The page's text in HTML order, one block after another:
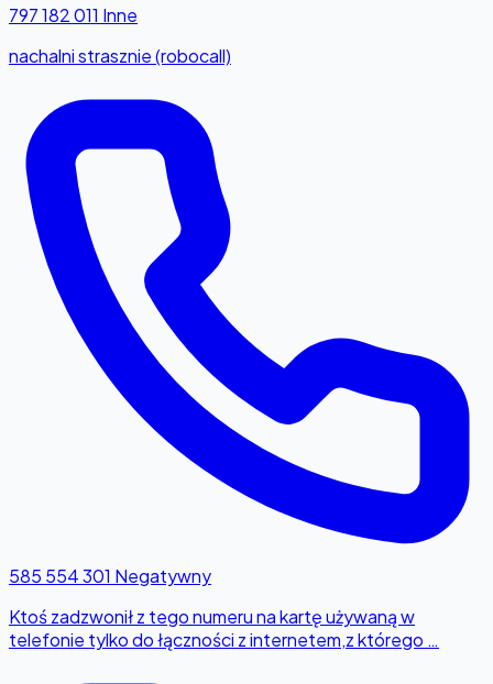
797 182 011 Inne
nachalni strasznie (robocall)
585 554 301 Negatywny
Ktoś zadzwonił z tego numeru na kartę używaną w
telefonie tylko do łączności z internetem,z którego …